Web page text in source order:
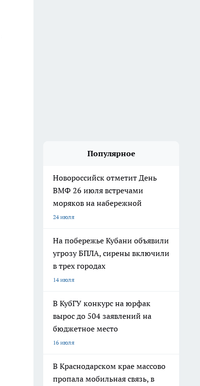
Популярное
Новороссийск отметит День
ВМФ 26 июля встречами
моряков на набережной
24 июля
На побережье Кубани объявили
угрозу БПЛА, сирены включили
в трех городах
14 июля
В КубГУ конкурс на юрфак
вырос до 504 заявлений на
бюджетное место
16 июля
В Краснодарском крае массово
пропала мобильная связь, в